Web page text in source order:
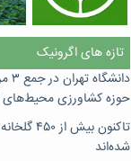
تازه های اگرونیک
حوزه کشاورزی محیط‌های
تاکنون
شده‌اند